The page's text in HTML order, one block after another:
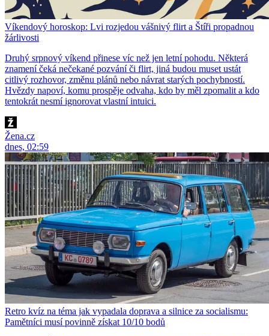
Víkendový horoskop: Lvi rozjedou vášnivý flirt a Štíři propadnou
žárlivosti
Druhý srpnový víkend přinese víc než jen letní pohodu. Některá
znamení čeká nečekané pozvání či flirt, jiná budou muset ustát
citlivý rozhovor, změnu plánů nebo návrat starých pochybností.
Hvězdy napoví, komu prospěje odvaha, kdo by měl zpomalit a kdo
tentokrát nesmí ignorovat vlastní intuici.
Žena.cz
dnes, 02:59
Retro kvíz na téma jak vypadala doprava a silnice za socialismu:
Pamětníci musí povinně získat 10/10 bodů